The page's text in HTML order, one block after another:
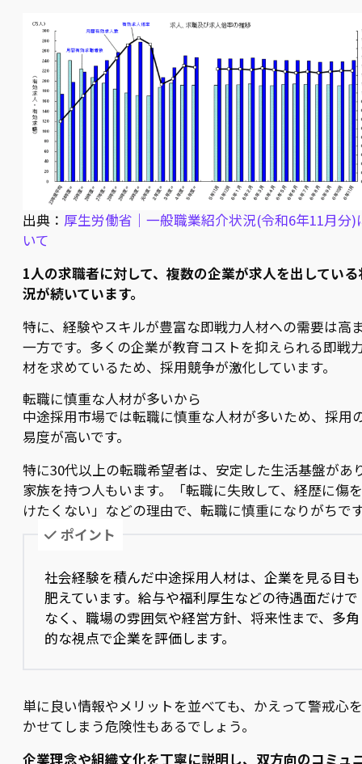
出典： 厚生労働省｜一般職業紹介状況(令和6年11月分)
いて
1人の求職者に対して、複数の企業が求人を出している
況が続いています。
特に、経験やスキルが豊富な即戦力人材への需要は高
一方です。多くの企業が教育コストを抑えられる即戦
材を求めているため、採用競争が激化しています。
転職に慎重な人材が多いから
中途採用市場では転職に慎重な人材が多いため、採用
易度が高いです。
特に30代以上の転職希望者は、安定した生活基盤があ
家族を持つ人もいます。「転職に失敗して、経歴に傷
けたくない」などの理由で、転職に慎重になりがちで
ポイント
社会経験を積んだ中途採用人材は、企業を見る目も
肥えています。給与や福利厚生などの待遇面だけで
なく、職場の雰囲気や経営方針、将来性まで、多角
的な視点で企業を評価します。
単に良い情報やメリットを並べても、かえって警戒心
かせてしまう危険性もあるでしょう。
企業理念や組織文化を丁寧に説明し、双方向のコミュ